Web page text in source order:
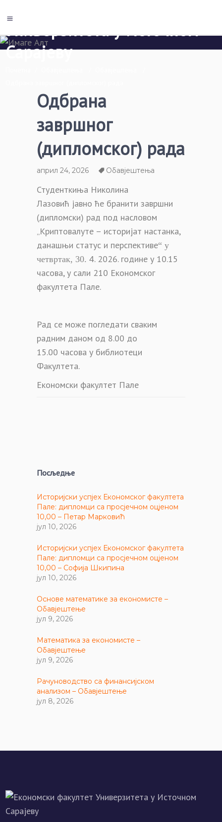
Сарајеву
Одбрана
завршног
(дипломског) рада
април 24, 2026 Обавјештења
Студенткиња Николина
Лазовић јавно ће бранити завршни
(дипломски) рад под насловом
„Криптовалуте – историјат настанка,
данашњи статус и перспективе“ у
четвртак, 30. 4. 2026. године у 10.15
часова, у сали 210 Економског
факултета Пале.
Рад се може погледати сваким
радним даном од 8.00 до
15.00 часова у библиотеци
Факултета.
Економски факултет Пале
Посљедње
Историјски успјех Економског факултета
Пале: дипломци са просјечном оцјеном
10,00 – Петар Марковић
јул 10, 2026
Историјски успјех Економског факултета
Пале: дипломци са просјечном оцјеном
10,00 – Софија Шкипина
јул 10, 2026
Основе математике за економисте –
Обавјештење
јул 9, 2026
Математика за економисте –
Обавјештење
јул 9, 2026
Рачуноводство са финансијском
анализом – Обавјештење
јул 8, 2026